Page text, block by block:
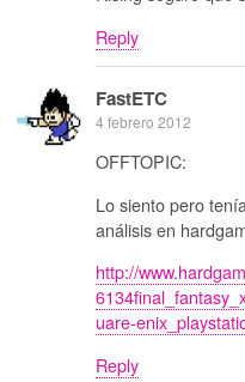
Reply
FastETC
4 febrero 2012
OFFTOPIC:
Lo siento pero
análisis en
http://
uare-
Reply